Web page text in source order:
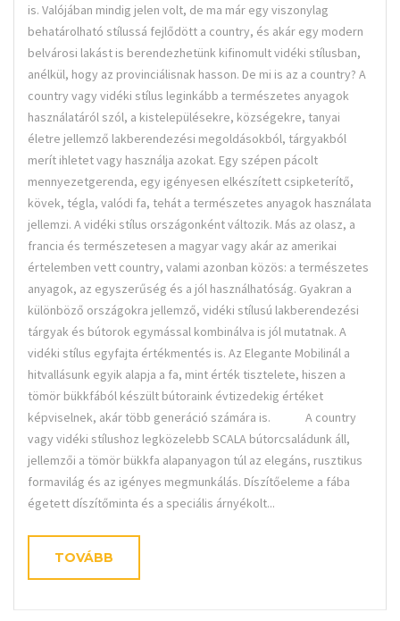
is. Valójában mindig jelen volt, de ma már egy viszonylag
behatárolható stílussá fejlődött a country, és akár egy modern
belvárosi lakást is berendezhetünk kifinomult vidéki stílusban,
anélkül, hogy az provinciálisnak hasson. De mi is az a country? A
country vagy vidéki stílus leginkább a természetes anyagok
használatáról szól, a kistelepülésekre, községekre, tanyai
életre jellemző lakberendezési megoldásokból, tárgyakból
merít ihletet vagy használja azokat. Egy szépen pácolt
mennyezetgerenda, egy igényesen elkészített csipketerítő,
kövek, tégla, valódi fa, tehát a természetes anyagok használata
jellemzi. A vidéki stílus országonként változik. Más az olasz, a
francia és természetesen a magyar vagy akár az amerikai
értelemben vett country, valami azonban közös: a természetes
anyagok, az egyszerűség és a jól használhatóság. Gyakran a
különböző országokra jellemző, vidéki stílusú lakberendezési
tárgyak és bútorok egymással kombinálva is jól mutatnak. A
vidéki stílus egyfajta értékmentés is. Az Elegante Mobilinál a
hitvallásunk egyik alapja a fa, mint érték tisztelete, hiszen a
tömör bükkfából készült bútoraink évtizedekig értéket
képviselnek, akár több generáció számára is. A country
vagy vidéki stílushoz legközelebb SCALA bútorcsaládunk áll,
jellemzői a tömör bükkfa alapanyagon túl az elegáns, rusztikus
formavilág és az igényes megmunkálás. Díszítőeleme a fába
égetett díszítőminta és a speciális árnyékolt...
TOVÁBB